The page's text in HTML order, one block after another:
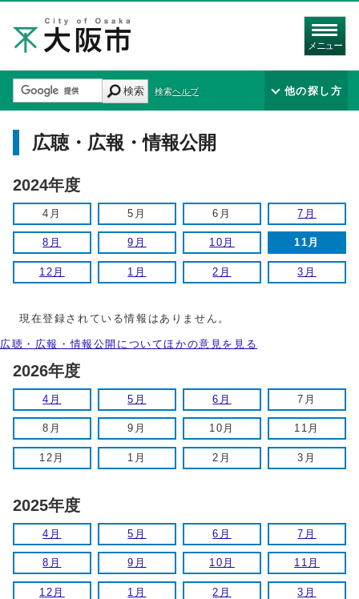
メニュー
検索 検索ヘルプ 他の探し方
広聴・広報・情報公開
2024年度
4月 5月 6月 7月
8月 9月 10月 11月
12月 1月 2月 3月
現在登録されている情報はありません。
広聴・広報・情報公開についてほかの意見を見る
2026年度
4月 5月 6月 7月
8月 9月 10月 11月
12月 1月 2月 3月
2025年度
4月 5月 6月 7月
8月 9月 10月 11月
12月 1月 2月 3月